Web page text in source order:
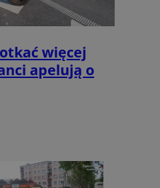
więcej
apelują o